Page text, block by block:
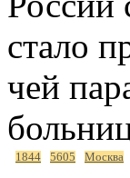
стало
чей
1844 5605 Москва